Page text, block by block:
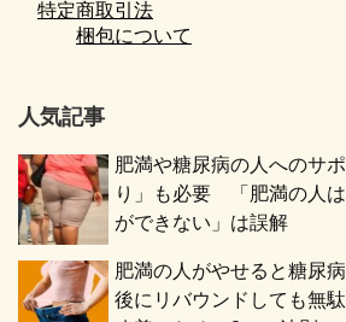
特定商取引法
梱包について
人気記事
肥満や糖尿病の人へのサ
り」も必要 「肥満の人
ができない」は誤解
肥満の人がやせると糖尿
後にリバウンドしても無